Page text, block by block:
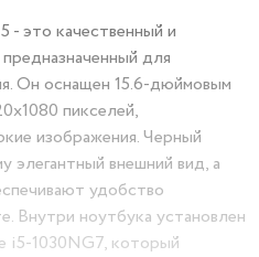
это качественный и
для
Он оснащен 15.6-дюймовым
пикселей,
изображения. Черный
элегантный внешний вид, а
удобство
Внутри ноутбука установлен
i5-1030NG7, который